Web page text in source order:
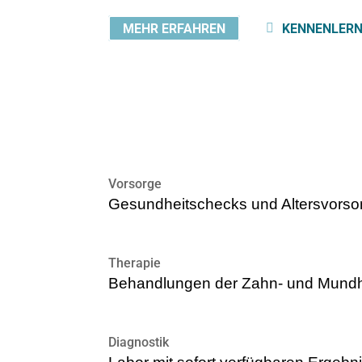
MEHR ERFAHREN
Vorsorge
Gesundheitschecks und
Therapie
Behandlungen der Zahn- und
Diagnostik